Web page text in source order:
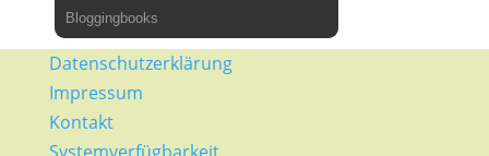
Bloggingbooks
Datenschutzerklärung
Impressum
Kontakt